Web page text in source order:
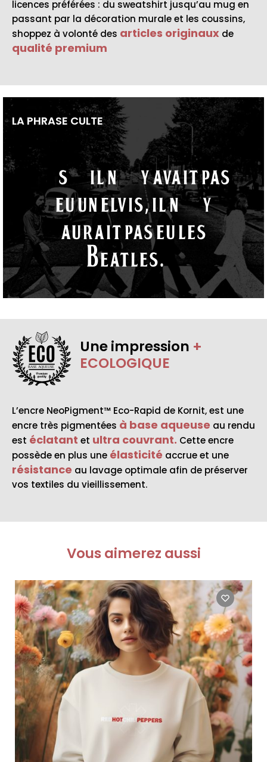
licences préférées : du sweatshirt jusqu’au mug en
passant par la décoration murale et les coussins,
shoppez à volonté des articles originaux de
qualité premium
LA PHRASE CULTE
“S’il n’y avait pas
eu un Elvis, il n’y
aurait pas eu les
Beatles.“
BASE AQUEUSE
Une impression +
ECOLOGIQUE
L’encre NeoPigment™ Eco-Rapid de Kornit, est une
encre très pigmentées à base aqueuse au rendu
est éclatant et ultra couvrant. Cette encre
possède en plus une élasticité accrue et une
résistance au lavage optimale afin de préserver
vos textiles du vieillissement.
Vous aimerez aussi